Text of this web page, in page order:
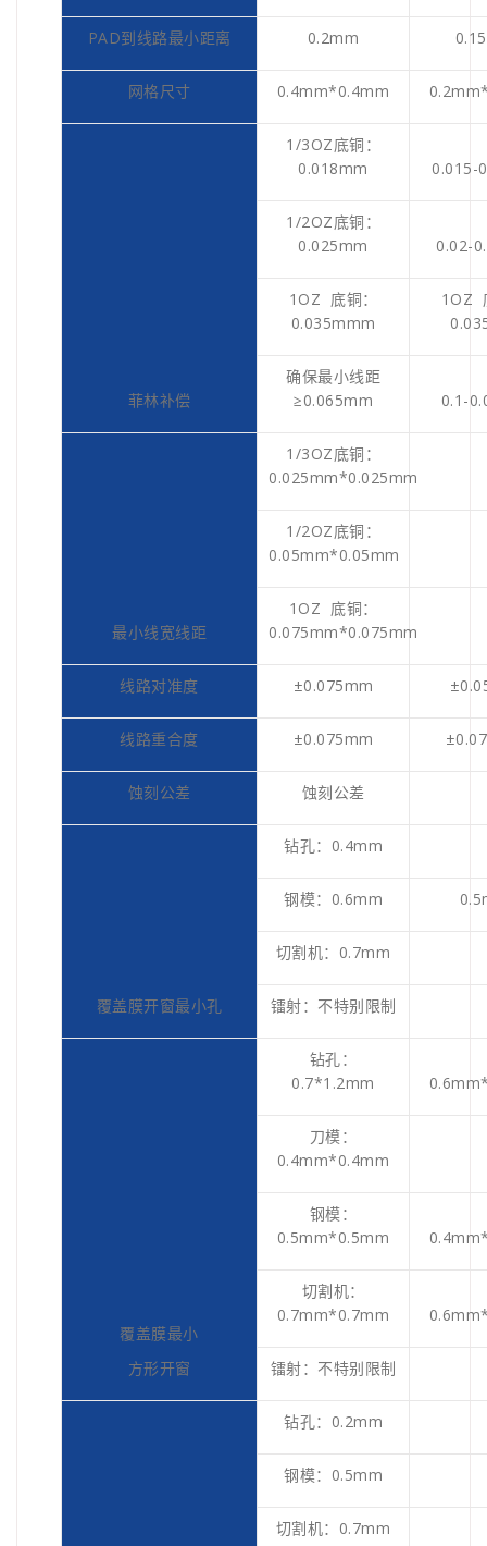
PAD到线路最小距离 0.2mm
网格尺寸 0.4mm*0.4mm
菲林补偿
1/3OZ底铜：
0.018mm
0.015-
1/2OZ底铜：
0.025mm
0.02-
1OZ 底铜：
0.035mmm
1OZ
确保最小线距
≥0.065mm
0.1-
最小线宽线距
1/3OZ底铜：
0.025mm*0.025mm
1/2OZ底铜：
0.05mm*0.05mm
1OZ 底铜：
0.075mm*0.075mm
线路对准度 ±0.075mm
线路重合度 ±0.075mm
蚀刻公差 蚀刻公差
覆盖膜开窗最小孔
钻孔：0.4mm
钢模：0.6mm
切割机：0.7mm
镭射：不特别限制
覆盖膜最小
方形开窗
钻孔：
0.7*1.2mm
刀模：
0.4mm*0.4mm
钢模：
0.5mm*0.5mm
切割机：
0.7mm*0.7mm
镭射：不特别限制
钻孔：0.2mm
钢模：0.5mm
切割机：0.7mm